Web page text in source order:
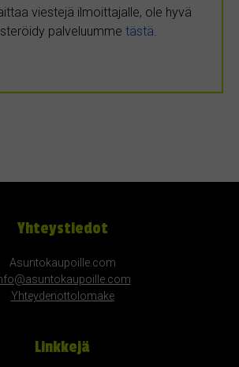
viestejä ilmoittajalle, ole hyvä
palveluumme tästä
Yhteystiedot
Asuntokaupoille.com
Yhteydenottolomake
Linkkejä